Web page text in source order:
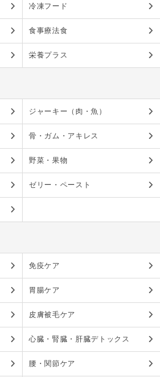
冷凍フード
食事療法食
栄養プラス
ジャーキー（肉・魚）
骨・ガム・アキレス
野菜・果物
ゼリー・ペースト
免疫ケア
胃腸ケア
皮膚被毛ケア
心臓・腎臓・肝臓デトックス
腰・関節ケア